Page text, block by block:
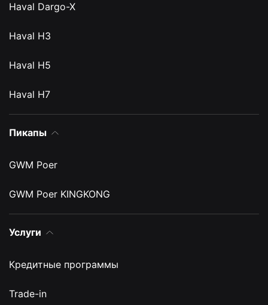
Haval Dargo-X
Haval H3
Haval H5
Haval H7
Пикапы
GWM Poer
GWM Poer KINGKONG
Услуги
Кредитные программы
Trade-in